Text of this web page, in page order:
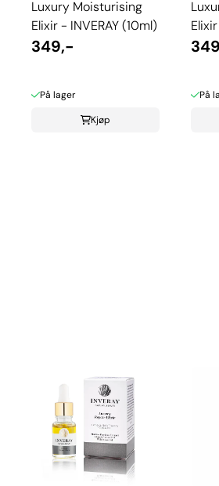
Luxury Moisturising
Elixir - INVERAY (10ml)
349,-
På lager
Kjøp
På